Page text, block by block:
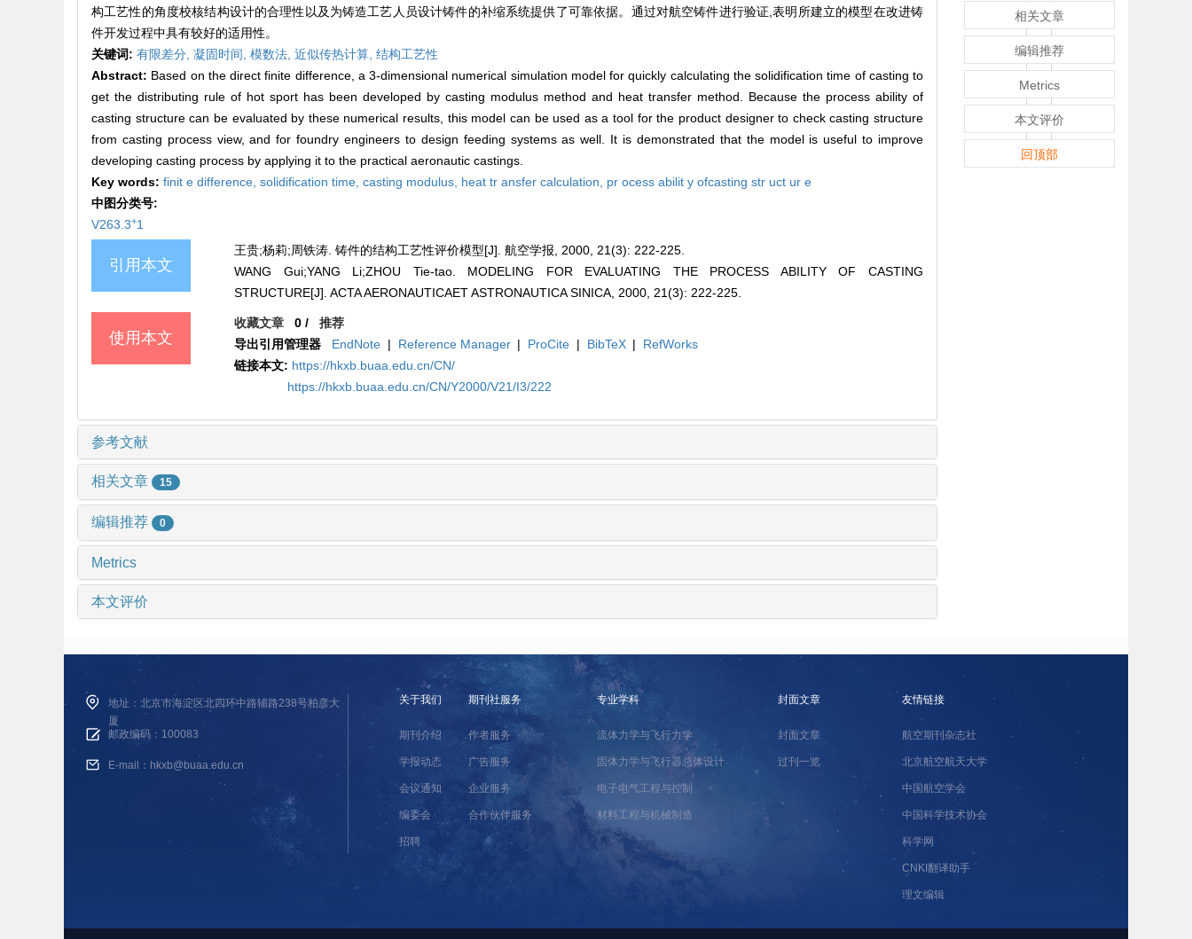
构工艺性的角度校核结构设计的合理性以及为铸造工艺人员设计铸件的补缩系统提供了可靠依据。通过对航空铸件进行验证,表明所建立的模型在改进铸
件开发过程中具有较好的适用性。
关键词: 有限差分, 凝固时间, 模数法, 近似传热计算, 结构工艺性
Abstract: Based on the direct finite difference, a 3-dimensional numerical simulation model for quickly calculating the solidification time of casting to
get the distributing rule of hot sport has been developed by casting modulus method and heat transfer method. Because the process ability of
casting structure can be evaluated by these numerical results, this model can be used as a tool for the product designer to check casting structure
from casting process view, and for foundry engineers to design feeding systems as well. It is demonstrated that the model is useful to improve
developing casting process by applying it to the practical aeronautic castings.
Key words: finit e difference, solidification time, casting modulus, heat tr ansfer calculation, pr ocess abilit y ofcasting str uct ur e
中图分类号:
V263.3+1
引用本文
王贵;杨莉;周铁涛. 铸件的结构工艺性评价模型[J]. 航空学报, 2000, 21(3): 222-225.
WANG Gui;YANG Li;ZHOU Tie-tao. MODELING FOR EVALUATING THE PROCESS ABILITY OF CASTING
STRUCTURE[J]. ACTA AERONAUTICAET ASTRONAUTICA SINICA, 2000, 21(3): 222-225.
使用本文
收藏文章 0 /推荐
导出引用管理器
EndNote | Reference Manager | ProCite | BibTeX |
RefWorks
链接本文: https://hkxb.buaa.edu.cn/CN/
https://hkxb.buaa.edu.cn/CN/Y2000/V21/I3/222
参考文献
相关文章 15
编辑推荐 0
Metrics
本文评价
相关文章
编辑推荐
Metrics
本文评价
回顶部
地址：北京市海淀区北四环中路辅路238号柏彦大
厦
邮政编码：100083
E-mail：hkxb@buaa.edu.cn
关于我们
期刊介绍
学报动态
会议通知
编委会
招聘
期刊社服务
作者服务
广告服务
企业服务
合作伙伴服务
专业学科
流体力学与飞行力学
固体力学与飞行器总体设计
电子电气工程与控制
材料工程与机械制造
封面文章
封面文章
过刊一览
友情链接
航空期刊杂志社
北京航空航天大学
中国航空学会
中国科学技术协会
科学网
CNKI翻译助手
理文编辑